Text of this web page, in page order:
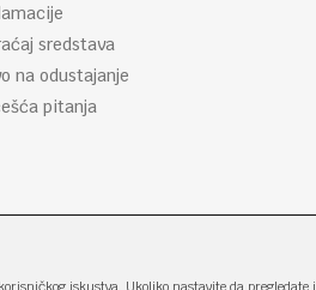
sredstava
na odustajanje
pitanja
iskustva. Ukoliko nastavite da pregledate i